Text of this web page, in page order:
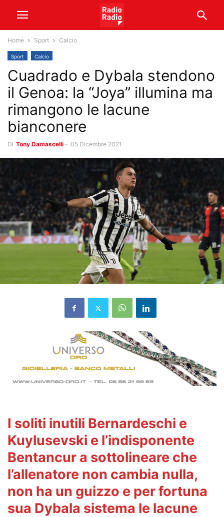
Home Sport Calcio
Sport Calcio
Cuadrado e Dybala stendono
il Genoa: la “Joya” illumina ma
rimangono le lacune
bianconere
Di Tony Damascelli - 05 Dicembre 2021
I soliti inutili Bernardeschi e
Kuylusevski e l’indisponente
Bentancur a sottolineare che
l’allenatore non cambia nulla,
non ha un guizzo e per fortuna
sua Dybala sistema le lacune